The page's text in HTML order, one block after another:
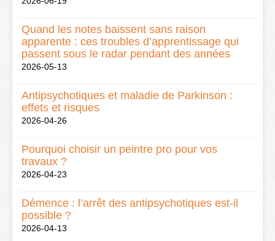
Quand les notes baissent sans raison
apparente : ces troubles d’apprentissage qui
passent sous le radar pendant des années
2026-05-13
Antipsychotiques et maladie de Parkinson :
effets et risques
2026-04-26
Pourquoi choisir un peintre pro pour vos
travaux ?
2026-04-23
Démence : l’arrêt des antipsychotiques est-il
possible ?
2026-04-13